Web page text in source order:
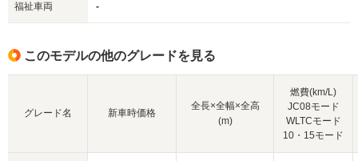
福祉車両 -
このモデルの他のグレードを見る
グレード名 新車時価格
全長×全幅×全高
(m)
燃費(km/L)
JC08モード
WLTCモード
10・15モード